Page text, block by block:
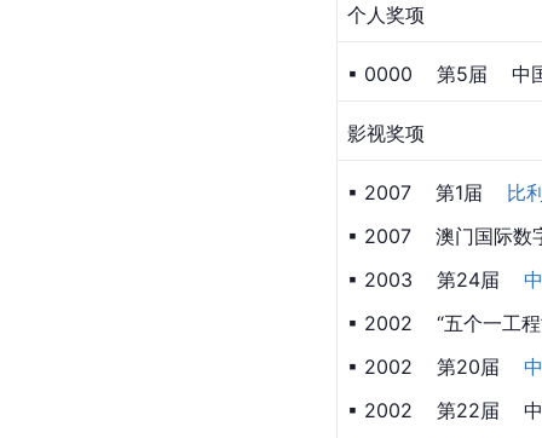
个人奖项
▪ 0000    第5届
影视奖项
▪ 2007    第1届 比
▪ 2007    澳门国际
▪ 2003    第24届
▪ 2002    “五个一工
▪ 2002    第20届
▪ 2002    第22届